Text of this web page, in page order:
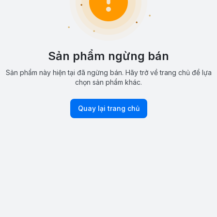
Sản phẩm ngừng bán
Sản phẩm này hiện tại đã ngừng bán. Hãy trở về trang chủ để lựa
chọn sản phẩm khác.
Quay lại trang chủ